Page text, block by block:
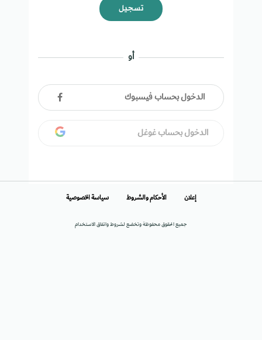
تسجيل
أو
الدخول بحساب فيسبوك
الدخول بحساب غوغل
جميع الحقوق محفوظة وتخضع لشروط واتفاق الاستخدام
إعلان الأحكام والشروط سياسة الخصوصية